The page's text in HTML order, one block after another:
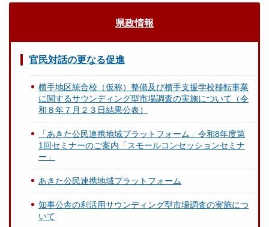
県政情報
官民対話の更なる促進
横手地区統合校（仮称）整備及び横手支援学校移転事業
に関するサウンディング型市場調査の実施について（令
和８年７月２３日結果公表）
「あきた公民連携地域プラットフォーム」令和8年度第
1回セミナーのご案内「スモールコンセッションセミナ
ー」
あきた公民連携地域プラットフォーム
知事公舎の利活用サウンディング型市場調査の実施につ
いて